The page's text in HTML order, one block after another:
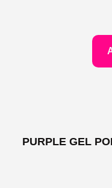
PURPLE GEL